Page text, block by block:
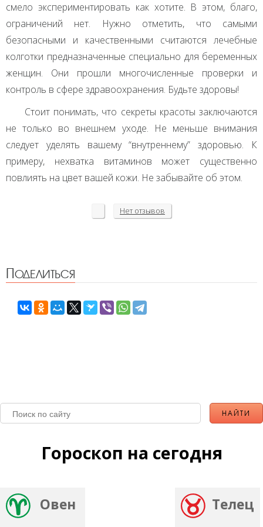
смело экспериментировать как хотите. В этом, благо,
ограничений нет. Нужно отметить, что самыми
безопасными и качественными считаются лечебные
колготки предназначенные специально для беременных
женщин. Они прошли многочисленные проверки и
контроль в сфере здравоохранения. Будьте здоровы!
Стоит понимать, что секреты красоты заключаются
не только во внешнем уходе. Не меньше внимания
следует уделять вашему “внутреннему” здоровью. К
примеру, нехватка витаминов может существенно
повлиять на цвет вашей кожи. Не забывайте об этом.
Нет отзывов
Поделиться
Гороскоп на сегодня
Овен Телец